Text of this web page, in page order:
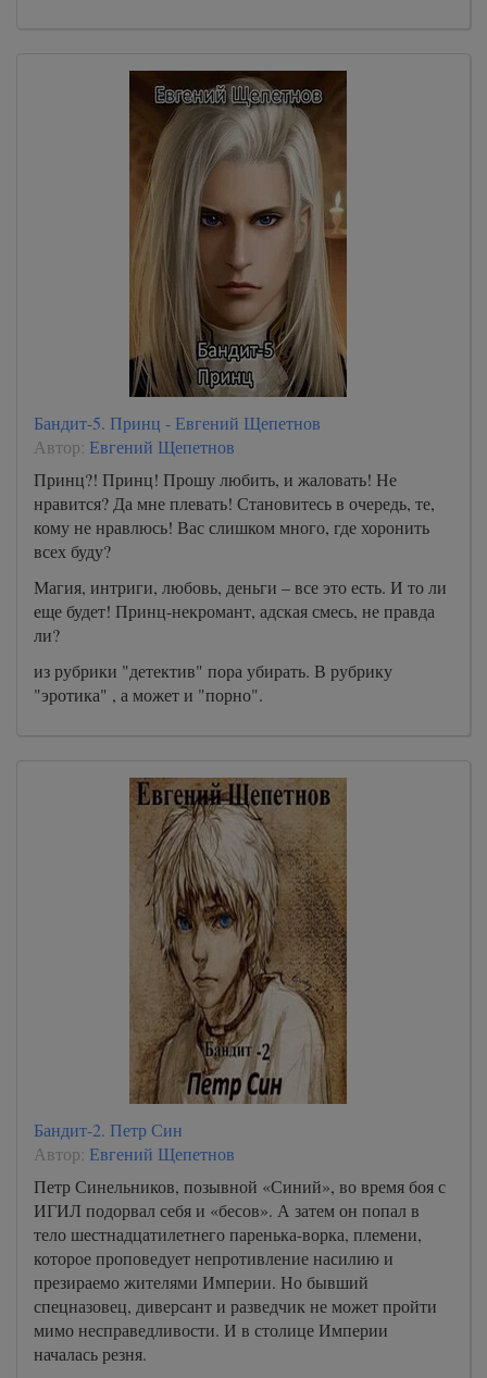
Бандит-5. Принц - Евгений Щепетнов
Автор: Евгений Щепетнов
Принц?! Принц! Прошу любить, и жаловать! Не
нравится? Да мне плевать! Становитесь в очередь, те,
кому не нравлюсь! Вас слишком много, где хоронить
всех буду?
Магия, интриги, любовь, деньги – все это есть. И то ли
еще будет! Принц-некромант, адская смесь, не правда
ли?
из рубрики "детектив" пора убирать. В рубрику
"эротика" , а может и "порно".
Бандит-2. Петр Син
Автор: Евгений Щепетнов
Петр Синельников, позывной «Синий», во время боя с
ИГИЛ подорвал себя и «бесов». А затем он попал в
тело шестнадцатилетнего паренька-ворка, племени,
которое проповедует непротивление насилию и
презираемо жителями Империи. Но бывший
спецназовец, диверсант и разведчик не может пройти
мимо несправедливости. И в столице Империи
началась резня.